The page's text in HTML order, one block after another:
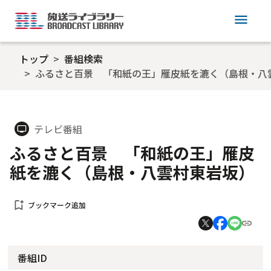
menu
トップ
番組検索
ふるさと百景 「和紙の王」雁皮紙を漉く（島根・八
tv テレビ番組
ふるさと百景 「和紙の王」雁皮
紙を漉く（島根・八雲村東岩坂）
bookmark_add ブックマーク追加
番組ID